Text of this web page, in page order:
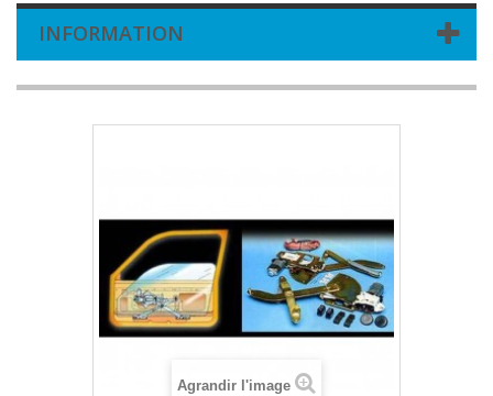
INFORMATION
Agrandir l'image